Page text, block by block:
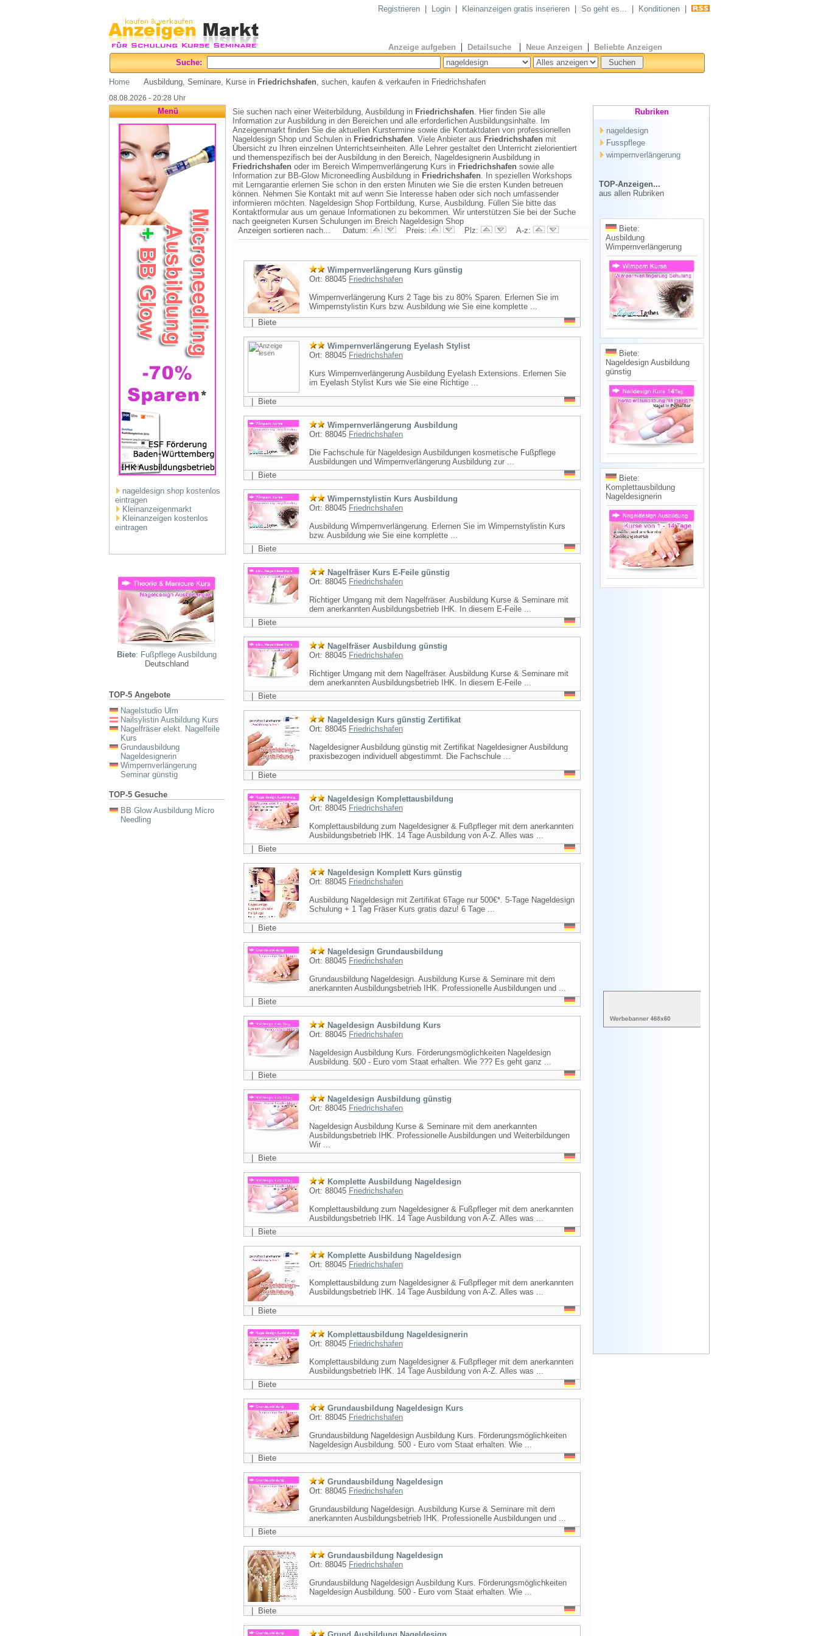
Registrieren| Login| Kleinanzeigen gratis inserieren| So geht es... Konditionen|
Anzeige aufgeben | Detailsuche | Neue Anzeigen |
Beliebte Anzeigen
Suche:
Home Ausbildung, Seminare, Kurse in Friedrichshafen, suchen, kaufen & verkaufen in Friedrichshafen
08.08.2026 - 20:28 Uhr
Menü
nageldesign shop kostenlos
eintragen
Kleinanzeigenmarkt
Kleinanzeigen kostenlos
eintragen
Biete: Fußpflege Ausbildung
Deutschland
TOP-5 Angebote
Nagelstudio Ulm
Nailsylistin Ausbildung Kurs
Nagelfräser elekt. Nagelfeile
Kurs
Grundausbildung
Nageldesignerin
Wimpernverlängerung
Seminar günstig
TOP-5 Gesuche
BB Glow Ausbildung Micro
Needling
Sie suchen nach einer Weiterbildung, Ausbildung in Friedrichshafen. Hier finden Sie alle
Information zur Ausbildung in den Bereichen und alle erforderlichen Ausbildungsinhalte. Im
Anzeigenmarkt finden Sie die aktuellen Kurstermine sowie die Kontaktdaten von professionellen
Nageldesign Shop und Schulen in Friedrichshafen. Viele Anbieter aus Friedrichshafen mit
Übersicht zu Ihren einzelnen Unterrichtseinheiten. Alle Lehrer gestaltet den Unterricht zielorientiert
und themenspezifisch bei der Ausbildung in den Bereich, Nageldesignerin Ausbildung in
Friedrichshafen oder im Bereich Wimpernverlängerung Kurs in Friedrichshafen sowie alle
Information zur BB-Glow Microneedling Ausbildung in Friedrichshafen. In speziellen Workshops
mit Lerngarantie erlernen Sie schon in den ersten Minuten wie Sie die ersten Kunden betreuen
können. Nehmen Sie Kontakt mit auf wenn Sie Interesse haben oder sich noch umfassender
informieren möchten. Nageldesign Shop Fortbildung, Kurse, Ausbildung. Füllen Sie bitte das
Kontaktformular aus um genaue Informationen zu bekommen. Wir unterstützen Sie bei der Suche
nach geeigneten Kursen Schulungen im Breich Nageldesign Shop
Anzeigen sortieren nach... Datum:
Preis: Plz: A-z:
Wimpernverlängerung Kurs günstig
Ort: 88045 Friedrichshafen
Wimpernverlängerung Kurs 2 Tage bis zu 80% Sparen. Erlernen Sie im
Wimpernstylistin Kurs bzw. Ausbildung wie Sie eine komplette ...
| Biete
Wimpernverlängerung Eyelash Stylist
Ort: 88045 Friedrichshafen
Kurs Wimpernverlängerung Ausbildung Eyelash Extensions. Erlernen Sie
im Eyelash Stylist Kurs wie Sie eine Richtige ...
| Biete
Wimpernverlängerung Ausbildung
Ort: 88045 Friedrichshafen
Die Fachschule für Nageldesign Ausbildungen kosmetische Fußpflege
Ausbildungen und Wimpernverlängerung Ausbildung zur ...
| Biete
Wimpernstylistin Kurs Ausbildung
Ort: 88045 Friedrichshafen
Ausbildung Wimpernverlängerung. Erlernen Sie im Wimpernstylistin Kurs
bzw. Ausbildung wie Sie eine komplette ...
| Biete
Nagelfräser Kurs E-Feile günstig
Ort: 88045 Friedrichshafen
Richtiger Umgang mit dem Nagelfräser. Ausbildung Kurse & Seminare mit
dem anerkannten Ausbildungsbetrieb IHK. In diesem E-Feile ...
| Biete
Nagelfräser Ausbildung günstig
Ort: 88045 Friedrichshafen
Richtiger Umgang mit dem Nagelfräser. Ausbildung Kurse & Seminare mit
dem anerkannten Ausbildungsbetrieb IHK. In diesem E-Feile ...
| Biete
Nageldesign Kurs günstig Zertifikat
Ort: 88045 Friedrichshafen
Nageldesigner Ausbildung günstig mit Zertifikat Nageldesigner Ausbildung
praxisbezogen individuell abgestimmt. Die Fachschule ...
| Biete
Nageldesign Komplettausbildung
Ort: 88045 Friedrichshafen
Komplettausbildung zum Nageldesigner & Fußpfleger mit dem anerkannten
Ausbildungsbetrieb IHK. 14 Tage Ausbildung von A-Z. Alles was ...
| Biete
Nageldesign Komplett Kurs günstig
Ort: 88045 Friedrichshafen
Ausbildung Nageldesign mit Zertifikat 6Tage nur 500€*. 5-Tage Nageldesign
Schulung + 1 Tag Fräser Kurs gratis dazu! 6 Tage ...
| Biete
Nageldesign Grundausbildung
Ort: 88045 Friedrichshafen
Grundausbildung Nageldesign. Ausbildung Kurse & Seminare mit dem
anerkannten Ausbildungsbetrieb IHK. Professionelle Ausbildungen und ...
| Biete
Nageldesign Ausbildung Kurs
Ort: 88045 Friedrichshafen
Nageldesign Ausbildung Kurs. Förderungsmöglichkeiten Nageldesign
Ausbildung. 500 - Euro vom Staat erhalten. Wie ??? Es geht ganz ...
| Biete
Nageldesign Ausbildung günstig
Ort: 88045 Friedrichshafen
Nageldesign Ausbildung Kurse & Seminare mit dem anerkannten
Ausbildungsbetrieb IHK. Professionelle Ausbildungen und Weiterbildungen
Wir ...
| Biete
Komplette Ausbildung Nageldesign
Ort: 88045 Friedrichshafen
Komplettausbildung zum Nageldesigner & Fußpfleger mit dem anerkannten
Ausbildungsbetrieb IHK. 14 Tage Ausbildung von A-Z. Alles was ...
| Biete
Komplette Ausbildung Nageldesign
Ort: 88045 Friedrichshafen
Komplettausbildung zum Nageldesigner & Fußpfleger mit dem anerkannten
Ausbildungsbetrieb IHK. 14 Tage Ausbildung von A-Z. Alles was ...
| Biete
Komplettausbildung Nageldesignerin
Ort: 88045 Friedrichshafen
Komplettausbildung zum Nageldesigner & Fußpfleger mit dem anerkannten
Ausbildungsbetrieb IHK. 14 Tage Ausbildung von A-Z. Alles was ...
| Biete
Grundausbildung Nageldesign Kurs
Ort: 88045 Friedrichshafen
Grundausbildung Nageldesign Ausbildung Kurs. Förderungsmöglichkeiten
Nageldesign Ausbildung. 500 - Euro vom Staat erhalten. Wie ...
| Biete
Grundausbildung Nageldesign
Ort: 88045 Friedrichshafen
Grundausbildung Nageldesign. Ausbildung Kurse & Seminare mit dem
anerkannten Ausbildungsbetrieb IHK. Professionelle Ausbildungen und ...
| Biete
Grundausbildung Nageldesign
Ort: 88045 Friedrichshafen
Grundausbildung Nageldesign Ausbildung Kurs. Förderungsmöglichkeiten
Nageldesign Ausbildung. 500 - Euro vom Staat erhalten. Wie ...
| Biete
Rubriken
nageldesign
Fusspflege
wimpernverlängerung
TOP-Anzeigen...
aus allen Rubriken
Biete:
Ausbildung
Wimpernverlängerung
Biete:
Nageldesign Ausbildung
günstig
Biete:
Komplettausbildung
Nageldesignerin